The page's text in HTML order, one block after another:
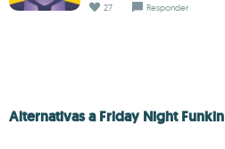
27 Responder
Alternativas a Friday Night Funkin